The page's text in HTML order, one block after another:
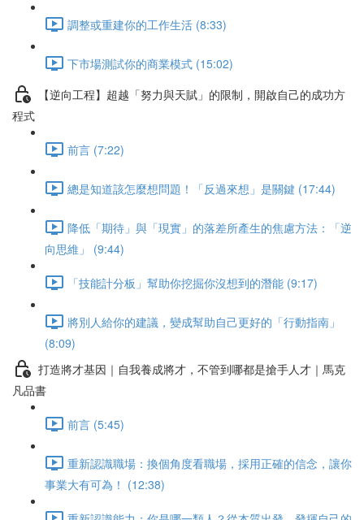
調整或重建你的工作生活 (8:33)
下市場測試你的商業模式 (15:02)
【逆向工程】超越「努力與天賦」的限制，開啟自己的成功方
程式
前言 (7:22)
總是知道該怎麼想問題！「反過來想」是關鍵 (17:44)
降低「期待」與「現實」的落差所產生的焦慮方法：「逆
向思維」 (9:44)
「技能計分板」幫助你挖掘你沒想到的潛能 (9:17)
將別人給你的建議，變成幫助自己更好的「行動指南」
(8:09)
打造將才基因｜自我養成將才，不管到哪都是搶手人才｜馬克
凡品書
前言 (5:45)
重新認識職場：換個角度看職場，採用正確的信念，讓你
事業大有可為！ (12:38)